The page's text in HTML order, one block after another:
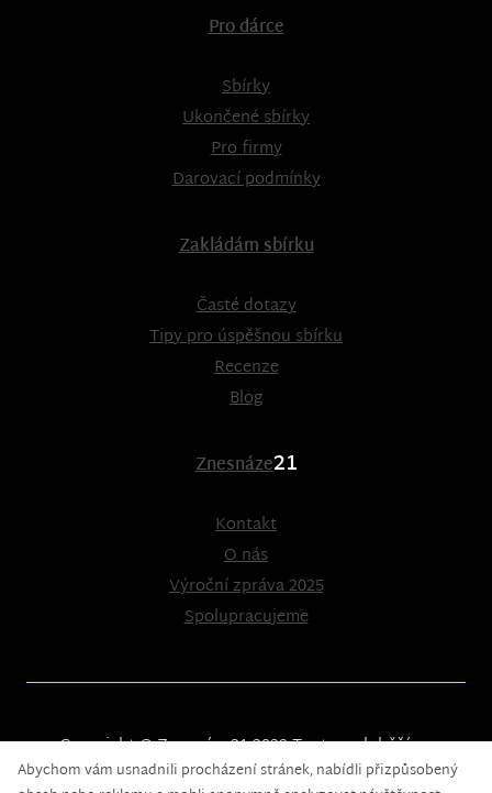
Pro dárce
Sbírky
Ukončené sbírky
Pro firmy
Darovací podmínky
Zakládám sbírku
Časté dotazy
Tipy pro úspěšnou sbírku
Recenze
Blog
Znesnáze21
Kontakt
O nás
Výroční zpráva 2025
Spolupracujeme
Copyright © Znesnáze21 2023Tento web běží na
solidpixels.
Abychom vám usnadnili procházení stránek, nabídli přizpůsobený